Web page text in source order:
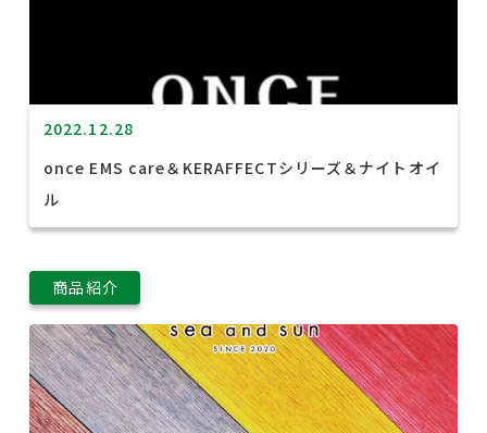
2022.12.28
once EMS care＆KERAFFECTシリーズ＆ナイトオイ
ル
商品紹介